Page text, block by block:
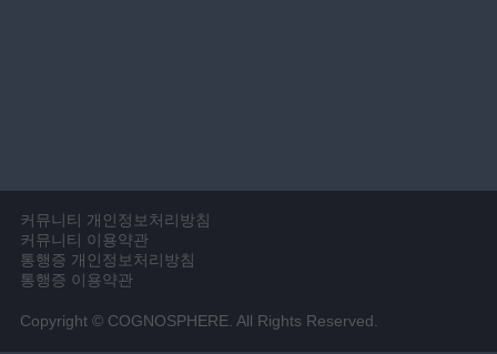
커뮤니티 개인정보처리방침
커뮤니티 이용약관
통행증 개인정보처리방침
통행증 이용약관
Copyright © COGNOSPHERE. All Rights Reserved.